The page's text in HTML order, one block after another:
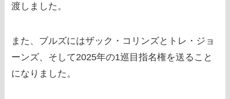
渡しました。
また、ブルズにはザック・コリンズとトレ・ジョ
ーンズ、そして2025年の1巡目指名権を送ること
になりました。